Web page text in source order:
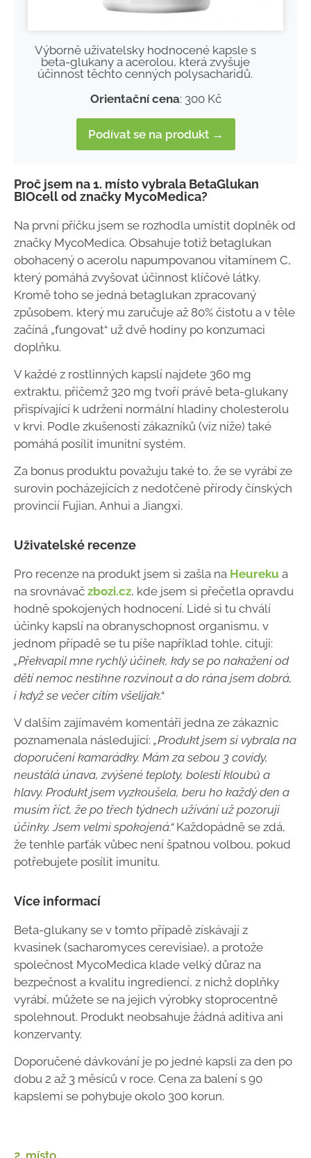
Výborně uživatelsky hodnocené kapsle s
beta-glukany a acerolou, která zvyšuje
účinnost těchto cenných polysacharidů.
Orientační cena: 300 Kč
Podívat se na produkt →
Proč jsem na 1. místo vybrala BetaGlukan
BIOcell od značky MycoMedica?
Na první příčku jsem se rozhodla umístit doplněk od
značky MycoMedica. Obsahuje totiž betaglukan
obohacený o acerolu napumpovanou vitamínem C,
který pomáhá zvyšovat účinnost klíčové látky.
Kromě toho se jedná betaglukan zpracovaný
způsobem, který mu zaručuje až 80% čistotu a v těle
začíná „fungovat“ už dvě hodiny po konzumaci
doplňku.
V každé z rostlinných kapslí najdete 360 mg
extraktu, přičemž 320 mg tvoří právě beta-glukany
přispívající k udržení normální hladiny cholesterolu
v krvi. Podle zkušeností zákazníků (viz níže) také
pomáhá posílit imunitní systém.
Za bonus produktu považuju také to, že se vyrábí ze
surovin pocházejících z nedotčené přírody čínských
provincií Fujian, Anhui a Jiangxi.
Uživatelské recenze
Pro recenze na produkt jsem si zašla na Heureku a
na srovnávač zbozi.cz, kde jsem si přečetla opravdu
hodně spokojených hodnocení. Lidé si tu chválí
účinky kapslí na obranyschopnost organismu, v
jednom případě se tu píše například tohle, cituji:
„Překvapil mne rychlý účinek, kdy se po nakažení od
dětí nemoc nestihne rozvinout a do rána jsem dobrá,
i když se večer cítím všelijak.“
V dalším zajímavém komentáři jedna ze zákaznic
poznamenala následující: „Produkt jsem si vybrala na
doporučení kamarádky. Mám za sebou 3 covidy,
neustálá únava, zvýšené teploty, bolesti kloubů a
hlavy. Produkt jsem vyzkoušela, beru ho každý den a
musím říct, že po třech týdnech užívání už pozoruji
účinky. Jsem velmi spokojená.“Každopádně se zdá,
že tenhle parťák vůbec není špatnou volbou, pokud
potřebujete posílit imunitu.
Více informací
Beta-glukany se v tomto případě získávají z
kvasinek (sacharomyces cerevisiae), a protože
společnost MycoMedica klade velký důraz na
bezpečnost a kvalitu ingrediencí, z nichž doplňky
vyrábí, můžete se na jejich výrobky stoprocentně
spolehnout. Produkt neobsahuje žádná aditiva ani
konzervanty.
Doporučené dávkování je po jedné kapsli za den po
dobu 2 až 3 měsíců v roce. Cena za balení s 90
kapslemi se pohybuje okolo 300 korun.